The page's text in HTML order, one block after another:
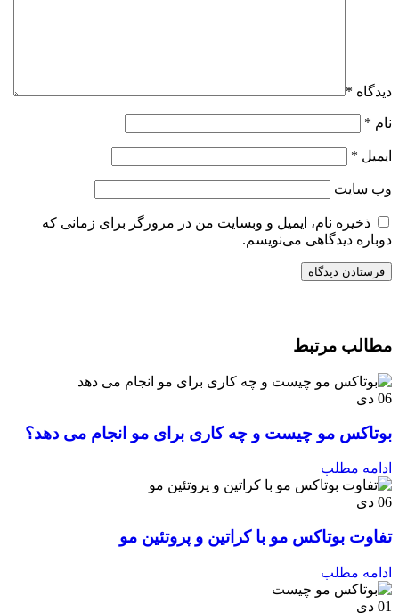
دیدگاه *
نام *
ایمیل *
وب‌ سایت
ذخیره نام، ایمیل و وبسایت من در مرورگر برای زمانی که
دوباره دیدگاهی می‌نویسم.
مطالب مرتبط
06 دی
بوتاکس مو چیست و چه کاری برای مو انجام می دهد؟
ادامه مطلب
06 دی
تفاوت بوتاکس مو با کراتین و پروتئین مو
ادامه مطلب
01 دی